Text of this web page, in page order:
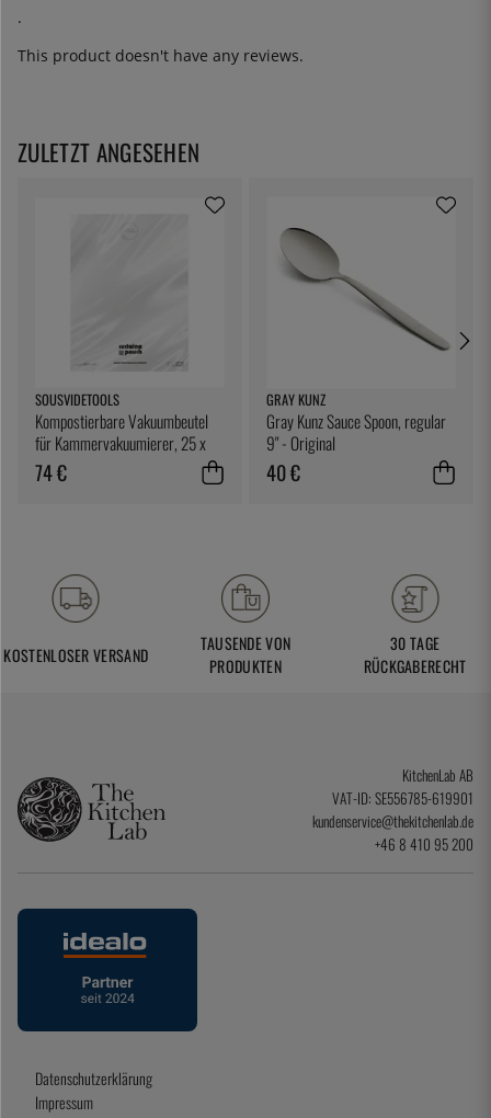
.
This product doesn't have any reviews.
ZULETZT ANGESEHEN
SOUSVIDETOOLS
Kompostierbare Vakuumbeutel
für Kammervakuumierer, 25 x
25 cm, 200er-Pack -
SousVideTools
74 €
GRAY KUNZ
Gray Kunz Sauce Spoon, regular
9" - Original
40 €
KOSTENLOSER VERSAND
TAUSENDE VON
PRODUKTEN
30 TAGE
RÜCKGABERECHT
KitchenLab AB
VAT-ID: SE556785-619901
kundenservice@thekitchenlab.de
+46 8 410 95 200
Datenschutzerklärung
Impressum